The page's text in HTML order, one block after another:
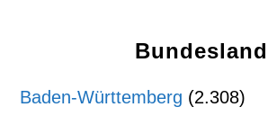
Bundesland
Baden-Württemberg (2.308)